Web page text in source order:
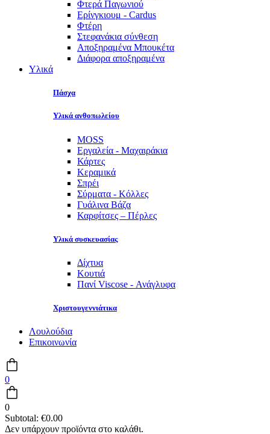
Φτερά Παγωνιού
Ερίνγκιουμ - Cardus
Φτέρη
Στεφανάκια σύνθεση
Αποξηραμένα Μπουκέτα
Διάφορα αποξηραμένα
Υλικά
Πάσχα
Υλικά ανθοπωλείου
MOSS
Εργαλεία - Μαχαιράκια
Κάρτες
Κεραμικά
Σπρέι
Σύρματα - Κόλλες
Γυάλινα Βάζα
Καρφίτσες – Πέρλες
Υλικά συσκευασίας
Δίχτυα
Κουτιά
Πανί Viscose - Ανάγλυφα
Χριστουγεννιάτικα
Λουλούδια
Επικοινωνία
0
0
Subtotal: €0.00